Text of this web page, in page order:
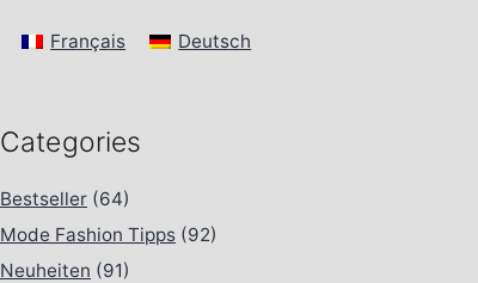
Français Deutsch
Categories
Bestseller (64)
Mode Fashion Tipps (92)
Neuheiten (91)